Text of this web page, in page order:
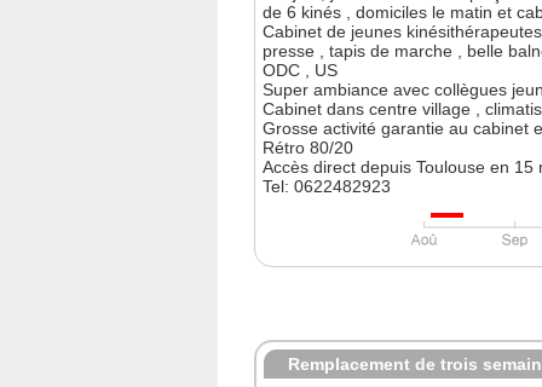
de 6 kinés , domiciles le matin et
Cabinet de jeunes
presse , tapis de marche , belle
ODC , US
Super ambiance avec collègues
Cabinet dans centre village ,
Grosse activité garantie au cabinet
Rétro 80/20
Accès direct depuis Toulouse en
Tel: 0622482923
Remplacement de trois